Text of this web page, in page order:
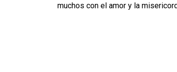
muchos con el amor y la